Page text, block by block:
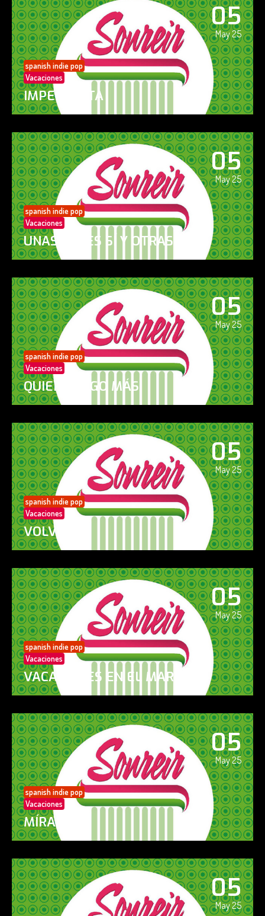
05
May 25
spanish indie pop
Vacaciones
IMPERFECTA
05
May 25
spanish indie pop
Vacaciones
UNAS VECES SÍ Y OTRAS NO
05
May 25
spanish indie pop
Vacaciones
QUIERO ALGO MÁS
05
May 25
spanish indie pop
Vacaciones
VOLVERÁS
05
May 25
spanish indie pop
Vacaciones
VACACIONES EN EL MAR
05
May 25
spanish indie pop
Vacaciones
MÍRAME
05
May 25